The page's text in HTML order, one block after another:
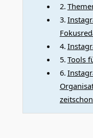
Tools